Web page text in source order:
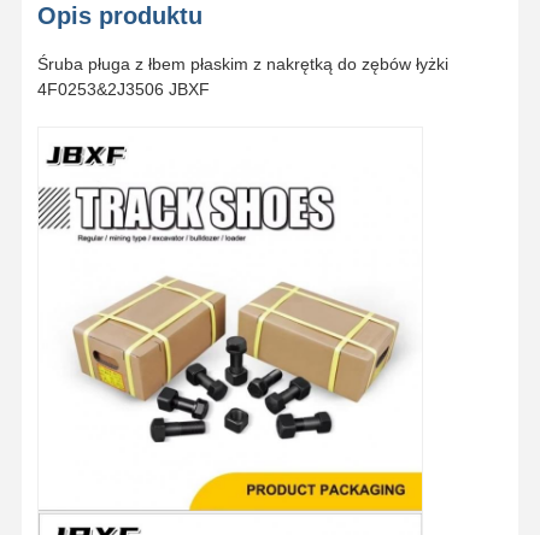
Po Fabryce
Jakości
Sprawy Blog
ŚRUBA GĄSIENNA
Opis produktu
Śruba pługa z łbem płaskim z nakrętką do zębów łyżki
4F0253&2J3506 JBXF